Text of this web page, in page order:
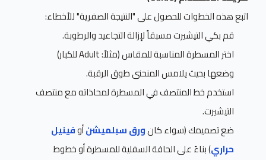
اتبع هذه الخطوات للحصول على "النتيجة الصفرية" للأخطاء:
قم بكي التيشيرت مسبقاً لإزالة التجاعيد والرطوبة.
اختر المسطرة المناسبة للمقاس (مثلاً: Adult للكبار)
وضعها بحيث يلامس المنحنى طوق الرقبة.
استخدم خط المنتصف في المسطرة لمحاذاته مع منتصف
التيشيرت.
ضع تصميمك (سواء كانورق سبلميشنأوفينيل
حراري) بناءً على الحافة السفلية للمسطرة أو خطوط